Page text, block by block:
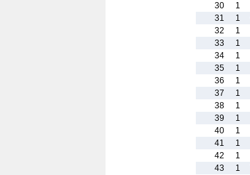
30
1
31
1
32
1
33
1
34
1
35
1
36
1
37
1
38
1
39
1
40
1
41
1
42
1
43
1